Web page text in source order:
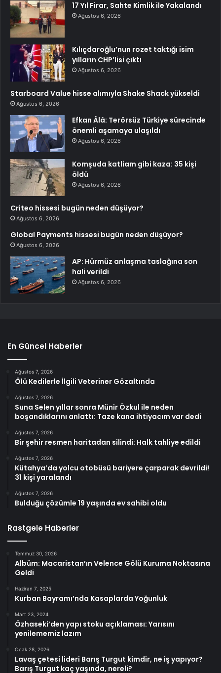
17 Yıl Firar, Sahte Kimlik ile Yakalandı
Ağustos 6, 2026
Kılıçdaroğlu’nun rozet taktığı isim
yılların CHP’lisi çıktı
Ağustos 6, 2026
Starboard Value hisse alımıyla Shake Shack yükseldi
Ağustos 6, 2026
Efkan Âlâ: Terörsüz Türkiye sürecinde
önemli aşamaya ulaşıldı
Ağustos 6, 2026
Komşuda katliam gibi kaza: 35 kişi
öldü
Ağustos 6, 2026
Criteo hissesi bugün neden düşüyor?
Ağustos 6, 2026
Global Payments hissesi bugün neden düşüyor?
Ağustos 6, 2026
AP: Hürmüz anlaşma taslağına son
hali verildi
Ağustos 6, 2026
En Güncel Haberler
Ağustos 7, 2026
Ölü Kedilerle İlgili Veteriner Gözaltında
Ağustos 7, 2026
Suna Selen yıllar sonra Münir Özkul ile neden
boşandıklarını anlattı: Taze kana ihtiyacım var dedi
Ağustos 7, 2026
Bir şehir resmen haritadan silindi: Halk tahliye edildi
Ağustos 7, 2026
Kütahya’da yolcu otobüsü bariyere çarparak devrildi!
31 kişi yaralandı
Ağustos 7, 2026
Bulduğu çözümle 19 yaşında ev sahibi oldu
Rastgele Haberler
Temmuz 30, 2026
Albüm: Macaristan’ın Velence Gölü Kuruma Noktasına
Geldi
Haziran 7, 2025
Kurban Bayramı’nda Kasaplarda Yoğunluk
Mart 23, 2024
Özhaseki’den yapı stoku açıklaması: Yarısını
yenilememiz lazım
Ocak 28, 2026
Lavaş çetesi lideri Barış Turgut kimdir, ne iş yapıyor?
Barış Turgut kaç yaşında, nereli?